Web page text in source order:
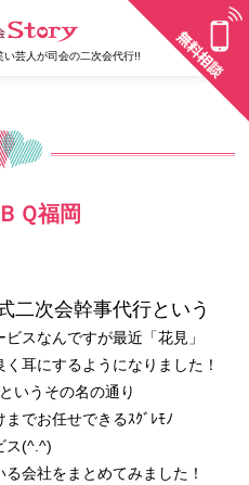
芸人が司会の二次会代行!!
Ｑ福岡
二次会幹事代行という
スなんですが最近「花見」
耳にするようになりました！
うその名の通り
でお任せできるｽｸﾞﾚﾓﾉ
ス(^.^)
会社をまとめてみました！